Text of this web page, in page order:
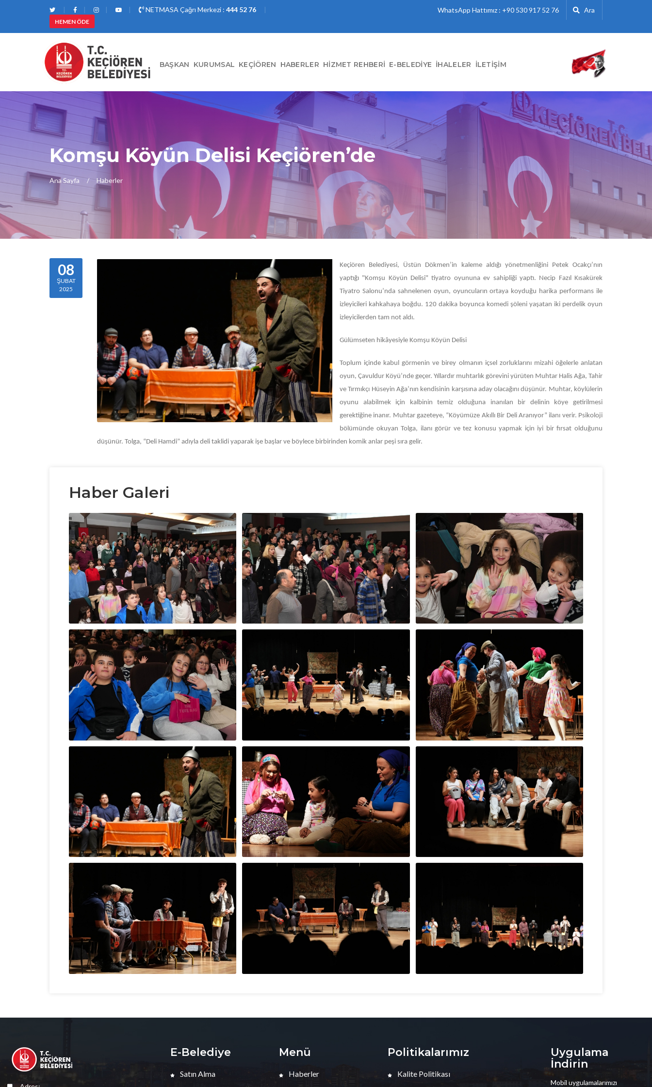
NETMASA Çağrı Merkezi : 444 52 76
HEMEN ÖDE
WhatsApp Hattımız : +90 530 917 52 76 Ara
BAŞKAN KURUMSAL KEÇIÖREN HABERLER HIZMET REHBERI E-BELEDIYE İHALELER İLETIŞIM
Komşu Köyün Delisi Keçiören’de
Ana Sayfa Haberler
08
ŞUBAT
2025
Keçiören Belediyesi, Üstün Dökmen’in kaleme aldığı yönetmenliğini Petek Ocakçı’nın
yaptığı "Komşu Köyün Delisi" tiyatro oyununa ev sahipliği yaptı. Necip Fazıl Kısakürek
Tiyatro Salonu’nda sahnelenen oyun, oyuncuların ortaya koyduğu harika performans ile
izleyicileri kahkahaya boğdu. 120 dakika boyunca komedi şöleni yaşatan iki perdelik oyun
izleyicilerden tam not aldı.
Gülümseten hikâyesiyle Komşu Köyün Delisi
Toplum içinde kabul görmenin ve birey olmanın içsel zorluklarını mizahi öğelerle anlatan
oyun, Çavuldur Köyü’nde geçer. Yıllardır muhtarlık görevini yürüten Muhtar Halis Ağa, Tahir
ve Tırmıkçı Hüseyin Ağa’nın kendisinin karşısına aday olacağını düşünür. Muhtar, köylülerin
oyunu alabilmek için kalbinin temiz olduğuna inanılan bir delinin köye getirilmesi
gerektiğine inanır. Muhtar gazeteye, “Köyümüze Akıllı Bir Deli Aranıyor” ilanı verir. Psikoloji
bölümünde okuyan Tolga, ilanı görür ve tez konusu yapmak için iyi bir fırsat olduğunu
düşünür. Tolga, “Deli Hamdi” adıyla deli taklidi yaparak işe başlar ve böylece birbirinden komik anlar peşi sıra gelir.
Haber Galeri
E-Belediye
Satın Alma
Menü
Haberler
Politikalarımız
Kalite Politikası
Uygulama
İndirin
Mobil uygulamalarımızı